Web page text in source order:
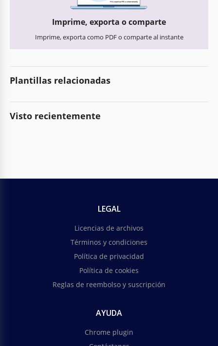
Imprime, exporta o comparte
Imprime, exporta como PDF o comparte al instante
Plantillas relacionadas
Visto recientemente
LEGAL
Licencias de archivos
Términos y condiciones
Política de privacidad
Política de cookies
Reglas de reembolso y suscripción
AYUDA
Chrome plugin